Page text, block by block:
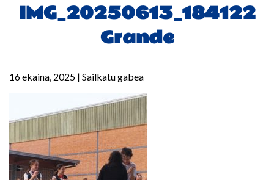
IMG_20250613_184122
Grande
16 ekaina, 2025 | Sailkatu gabea